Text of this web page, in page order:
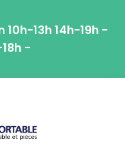
13h 14h-19h -
-